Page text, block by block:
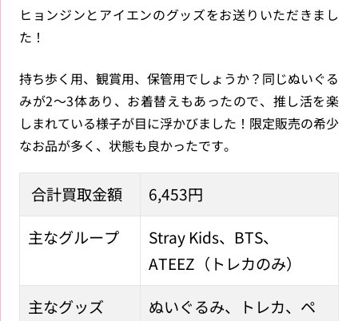
ヒョンジンとアイエンのグッズをお送りいただきまし
た！
持ち歩く用、観賞用、保管用でしょうか？同じぬいぐる
みが2～3体あり、お着替えもあったので、推し活を楽
しまれている様子が目に浮かびました！限定販売の希少
なお品が多く、状態も良かったです。
合計買取金額
6,453円
主なグループ
Stray Kids、BTS、
ATEEZ（トレカのみ）
主なグッズ
ぬいぐるみ、トレカ、ペ